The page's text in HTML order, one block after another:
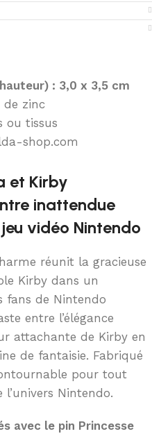
: 3,0 x 3,5 cm
de zinc
ou tissus
shop.com
et Kirby
inattendue
vidéo Nintendo
réunit la gracieuse
Kirby dans un
fans de Nintendo
entre l’élégance
attachante de Kirby en
de fantaisie. Fabriqué
pour tout
Nintendo.
avec le pin Princesse